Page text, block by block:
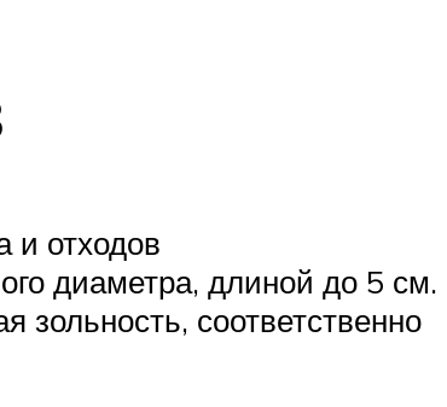
и отходов
диаметра, длиной до 5 см.
соответственно